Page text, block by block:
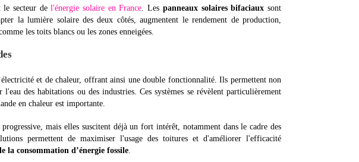
le secteur del'énergie solaire en France . Les panneaux solaires bifaciaux sont
la lumière solaire des deux côtés, augmentent le rendement de production,
les toits blancs ou les zones enneigées.
et de chaleur, offrant ainsi une double fonctionnalité. Ils permettent non
des habitations ou des industries. Ces systèmes se révèlent particulièrement
en chaleur est importante.
mais elles suscitent déjà un fort intérêt, notamment dans le cadre des
permettent de maximiser l'usage des toitures et d'améliorer l'efficacité
la consommation d’énergie fossile